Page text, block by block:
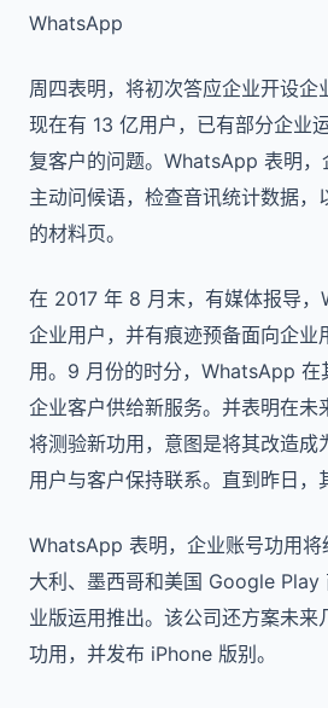
WhatsApp
周四表明，将初次答应企业开设
现在有 13 亿用户，已有部分企业
复客户的问题。WhatsApp 表明，
主动问候语，检查音讯统计数据，
的材料页。
在 2017 年 8 月末，有媒体报导
企业用户，并有痕迹预备面向企业
用。9 月份的时分，WhatsApp 在
企业客户供给新服务。并表明在
将测验新功用，意图是将其改造成
用户与客户保持联系。直到昨日，
WhatsApp 表明，企业账号功用将
大利、墨西哥和美国 Google Play
业版运用推出。该公司还方案未来
功用，并发布 iPhone 版别。